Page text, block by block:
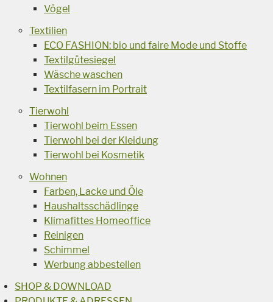
Vögel
Textilien
ECO FASHION: bio und faire Mode und Stoffe
Textilgütesiegel
Wäsche waschen
Textilfasern im Portrait
Tierwohl
Tierwohl beim Essen
Tierwohl bei der Kleidung
Tierwohl bei Kosmetik
Wohnen
Farben, Lacke und Öle
Haushaltsschädlinge
Klimafittes Homeoffice
Reinigen
Schimmel
Werbung abbestellen
SHOP & DOWNLOAD